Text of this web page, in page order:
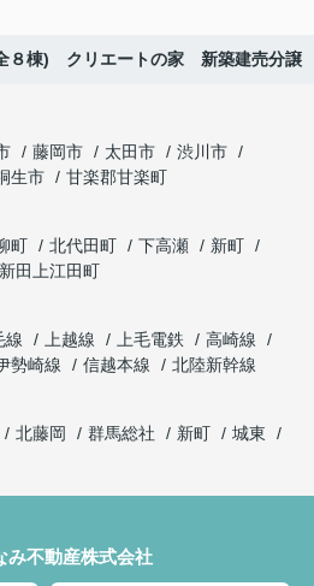
８棟) クリエートの家 新築建売分譲
藤岡市 太田市
渋川市
生市
甘楽郡甘楽町
町 北代田町 下高瀬
新町
新田上江田町
線 上越線 上毛電鉄
高崎線
勢崎線 信越本線
北陸新幹線
北藤岡 群馬総社 新町
城東
み不動産株式会社